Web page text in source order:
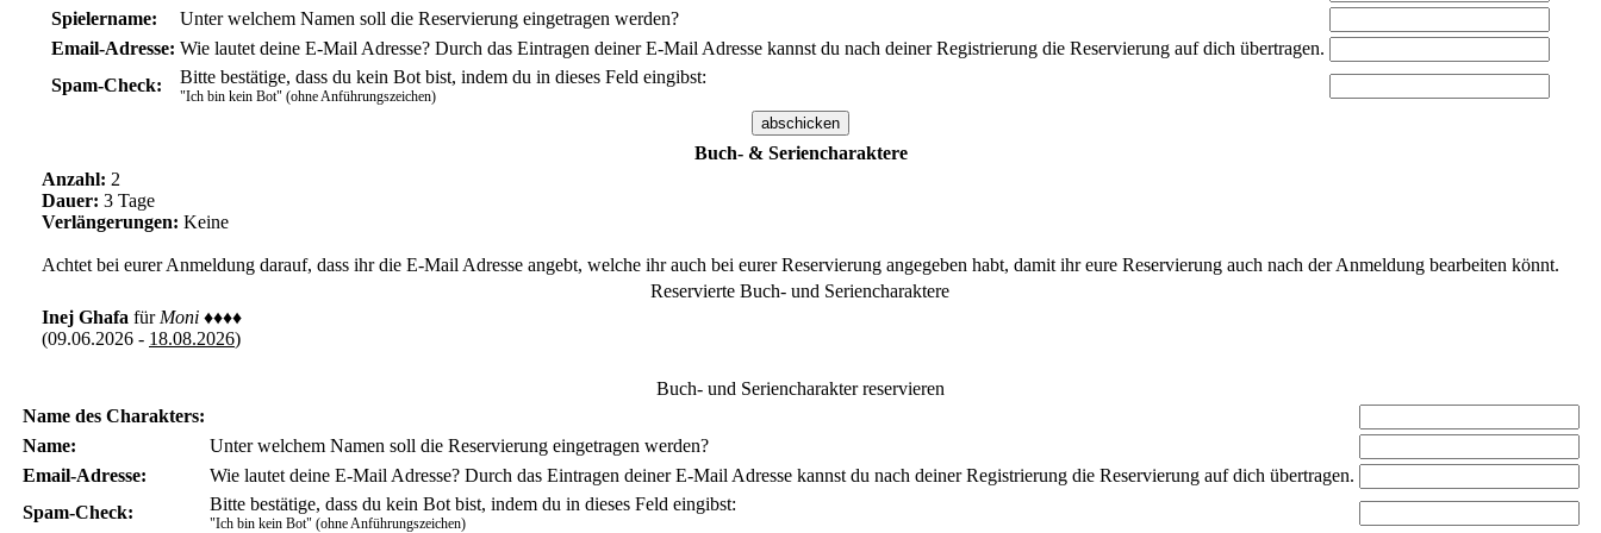
Spielername:
Unter welchem Namen soll die Reservierung eingetragen werden?
Email-Adresse: Wie lautet deine E-Mail Adresse? Durch das Eintragen deiner E-Mail Adresse kannst du nach deiner Registrierung die Reservierung auf dich übertragen.
Spam-Check:
Bitte bestätige, dass du kein Bot bist, indem du in dieses Feld eingibst:
"Ich bin kein Bot" (ohne Anführungszeichen)
Buch- & Seriencharaktere
Anzahl: 2
Dauer: 3 Tage
Verlängerungen: Keine
Achtet bei eurer Anmeldung darauf, dass ihr die E-Mail Adresse angebt, welche ihr auch bei eurer Reservierung angegeben habt, damit ihr eure Reservierung auch nach der Anmeldung bearbeiten könnt.
Reservierte Buch- und Seriencharaktere
Inej Ghafa für Moni ♦♦♦♦
(09.06.2026 - 18.08.2026)
Buch- und Seriencharakter reservieren
Name des Charakters:
Name:
Unter welchem Namen soll die Reservierung eingetragen werden?
Email-Adresse:
Wie lautet deine E-Mail Adresse? Durch das Eintragen deiner E-Mail Adresse kannst du nach deiner Registrierung die Reservierung auf dich übertragen.
Spam-Check:
Bitte bestätige, dass du kein Bot bist, indem du in dieses Feld eingibst:
"Ich bin kein Bot" (ohne Anführungszeichen)